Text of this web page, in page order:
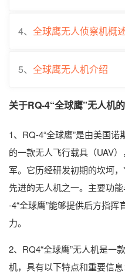
4、 全球鹰无人侦察机概
5、 全球鹰无人机介绍
关于RQ-4“全球鹰”无人机
1、RQ-4“全球鹰”是由美国
的一款无人飞行载具（UAV
军。它历经研发初期的坎坷
先进的无人机之一。主要功
-4“全球鹰”能够提供后方指
力。
2、RQ4“全球鹰”无人机是一
机，具有以下特点和重要信